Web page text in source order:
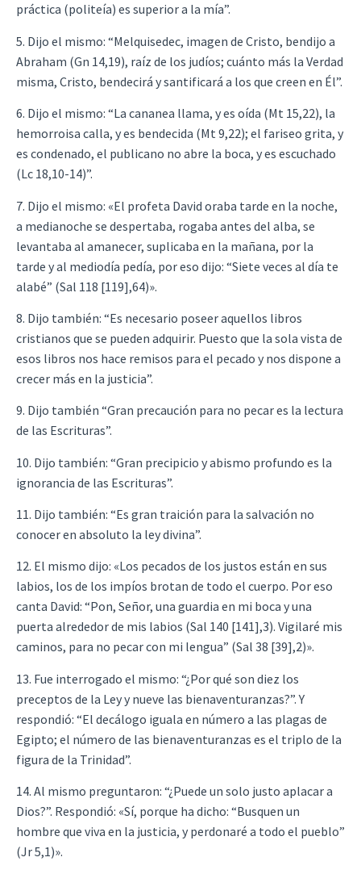
práctica (politeía) es superior a la mía”.
5. Dijo el mismo: “Melquisedec, imagen de Cristo, bendijo a
Abraham (Gn 14,19), raíz de los judíos; cuánto más la Verdad
misma, Cristo, bendecirá y santificará a los que creen en Él”.
6. Dijo el mismo: “La cananea llama, y es oída (Mt 15,22), la
hemorroisa calla, y es bendecida (Mt 9,22); el fariseo grita, y
es condenado, el publicano no abre la boca, y es escuchado
(Lc 18,10-14)”.
7. Dijo el mismo: «El profeta David oraba tarde en la noche,
a medianoche se despertaba, rogaba antes del alba, se
levantaba al amanecer, suplicaba en la mañana, por la
tarde y al mediodía pedía, por eso dijo: “Siete veces al día te
alabé” (Sal 118 [119],64)».
8. Dijo también: “Es necesario poseer aquellos libros
cristianos que se pueden adquirir. Puesto que la sola vista de
esos libros nos hace remisos para el pecado y nos dispone a
crecer más en la justicia”.
9. Dijo también “Gran precaución para no pecar es la lectura
de las Escrituras”.
10. Dijo también: “Gran precipicio y abismo profundo es la
ignorancia de las Escrituras”.
11. Dijo también: “Es gran traición para la salvación no
conocer en absoluto la ley divina”.
12. El mismo dijo: «Los pecados de los justos están en sus
labios, los de los impíos brotan de todo el cuerpo. Por eso
canta David: “Pon, Señor, una guardia en mi boca y una
puerta alrededor de mis labios (Sal 140 [141],3). Vigilaré mis
caminos, para no pecar con mi lengua” (Sal 38 [39],2)».
13. Fue interrogado el mismo: “¿Por qué son diez los
preceptos de la Ley y nueve las bienaventuranzas?”. Y
respondió: “El decálogo iguala en número a las plagas de
Egipto; el número de las bienaventuranzas es el triplo de la
figura de la Trinidad”.
14. Al mismo preguntaron: “¿Puede un solo justo aplacar a
Dios?”. Respondió: «Sí, porque ha dicho: “Busquen un
hombre que viva en la justicia, y perdonaré a todo el pueblo”
(Jr 5,1)».